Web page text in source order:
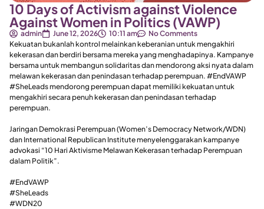
10 Days of Activism against Violence
Against Women in Politics (VAWP)
admin June 12, 2026 10:11 am
No Comments
Kekuatan bukanlah kontrol melainkan keberanian untuk mengakhiri
kekerasan dan berdiri bersama mereka yang menghadapinya. Kampanye
bersama untuk membangun solidaritas dan mendorong aksi nyata dalam
melawan kekerasan dan penindasan terhadap perempuan. #EndVAWP
#SheLeads mendorong perempuan dapat memiliki kekuatan untuk
mengakhiri secara penuh kekerasan dan penindasan terhadap
perempuan.
Jaringan Demokrasi Perempuan (Women’s Democracy Network/WDN)
dan International Republican Institute menyelenggarakan kampanye
advokasi “10 Hari Aktivisme Melawan Kekerasan terhadap Perempuan
dalam Politik”.
#EndVAWP
#SheLeads
#WDN20